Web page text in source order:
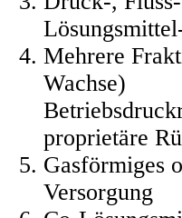
Mehrere
Wachse)
proprietäre
Gasförmiges
Versorgung